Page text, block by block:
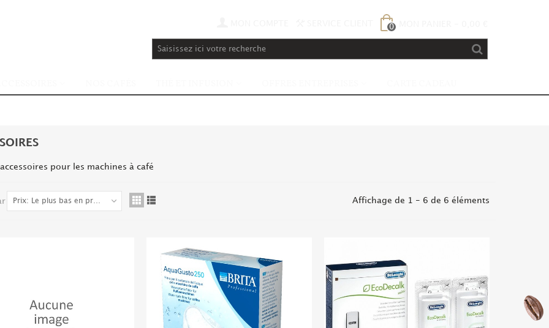
0
pour les machines à café
Affichage de 1 - 6 de 6 éléments